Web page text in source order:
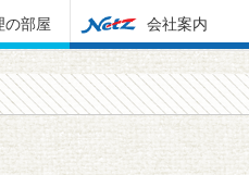
の部屋 会社案内